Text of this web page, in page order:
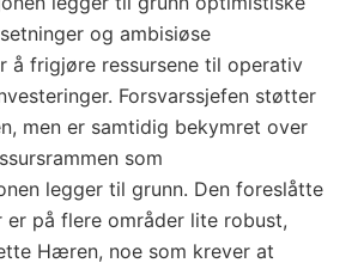
og ambisiøse
å frigjøre ressursene til operativ
Forsvarssjefen støtter
men er samtidig bekymret over
som
legger til grunn. Den foreslåtte
på flere områder lite robust,
Hæren, noe som krever at